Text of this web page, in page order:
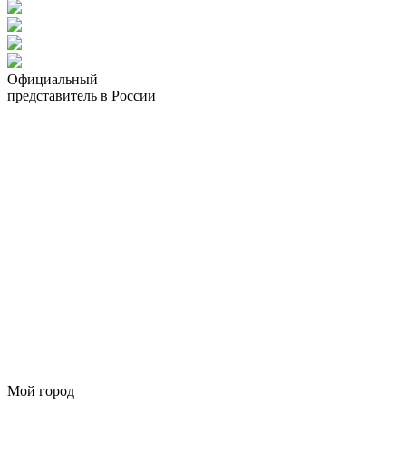
Официальный
представитель в России
Мой город